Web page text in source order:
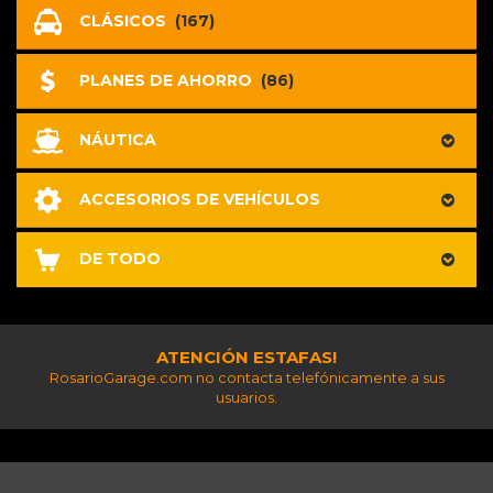
CLÁSICOS (167)
PLANES DE AHORRO (86)
NÁUTICA
ACCESORIOS DE VEHÍCULOS
DE TODO
ATENCIÓN ESTAFAS!
RosarioGarage.com no contacta telefónicamente a sus
usuarios.